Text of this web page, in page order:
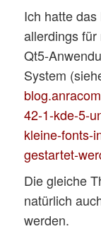
Ich hatte
allerdings
Qt5-
System
42-1-kde-5-
kleine-fonts-
gestartet-
Die gleiche
natürlich
werden.